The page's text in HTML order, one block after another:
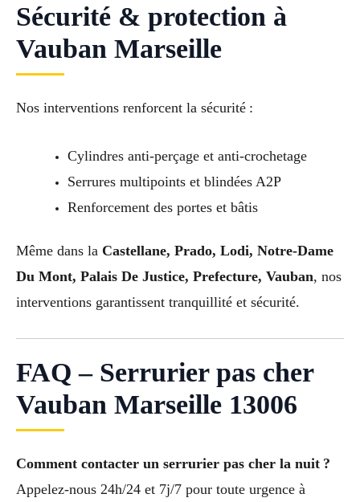
Sécurité & protection à
Vauban Marseille
Nos interventions renforcent la sécurité :
Cylindres anti-perçage et anti-crochetage
Serrures multipoints et blindées A2P
Renforcement des portes et bâtis
Même dans la Castellane, Prado, Lodi, Notre-Dame
Du Mont, Palais De Justice, Prefecture, Vauban, nos
interventions garantissent tranquillité et sécurité.
FAQ – Serrurier pas cher
Vauban Marseille 13006
Comment contacter un serrurier pas cher la nuit ?
Appelez-nous 24h/24 et 7j/7 pour toute urgence à